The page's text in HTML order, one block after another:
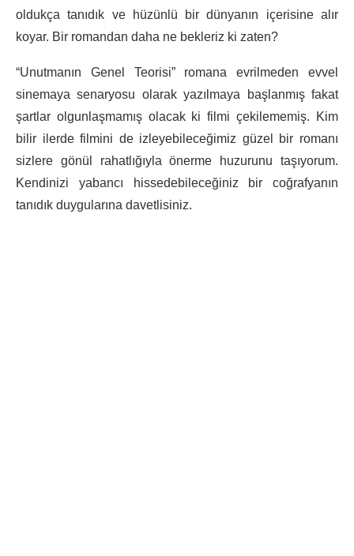
oldukça tanıdık ve hüzünlü bir dünyanın içerisine alır
koyar. Bir romandan daha ne bekleriz ki zaten?
“Unutmanın Genel Teorisi” romana evrilmeden evvel
sinemaya senaryosu olarak yazılmaya başlanmış fakat
şartlar olgunlaşmamış olacak ki filmi çekilememiş. Kim
bilir ilerde filmini de izleyebileceğimiz güzel bir romanı
sizlere gönül rahatlığıyla önerme huzurunu taşıyorum.
Kendinizi yabancı hissedebileceğiniz bir coğrafyanın
tanıdık duygularına davetlisiniz.